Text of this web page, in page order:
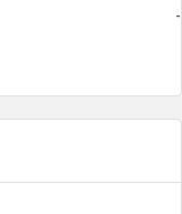
-